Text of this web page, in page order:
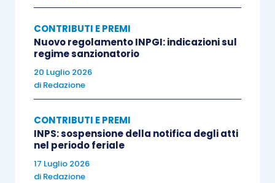
CONTRIBUTI E PREMI
Nuovo regolamento INPGI: indicazioni sul
regime sanzionatorio
20 Luglio 2026
di Redazione
CONTRIBUTI E PREMI
INPS: sospensione della notifica degli atti
nel periodo feriale
17 Luglio 2026
di Redazione